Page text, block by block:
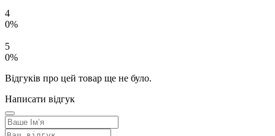
4
0%
5
0%
Відгуків про цей товар ще не було.
Написати відгук